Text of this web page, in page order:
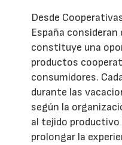
Desde
España
constituye una
productos
consumidores.
durante las
según la
al tejido productivo
prolongar la